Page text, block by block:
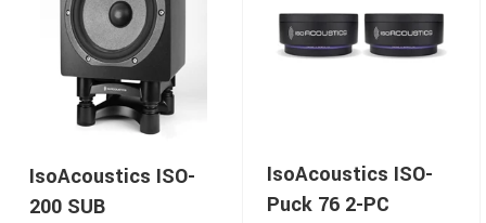
IsoAcoustics ISO-
200 SUB
IsoAcoustics ISO-
Puck 76 2-PC